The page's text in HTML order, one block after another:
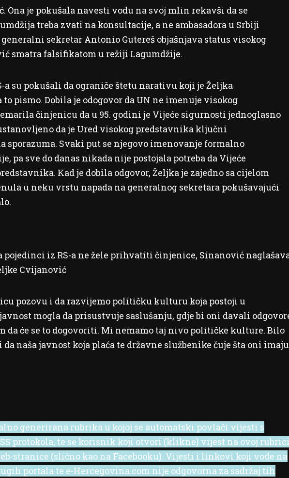
Ona je pokušala navesti vodu na svoj mlin rekavši da se
treba zvati na konsultacije, a ne ambasadora u Srbiji
sekretar Antonio Gutereš objašnjava status visokog
smatra falsifikatom u režiji Lagumdžije.
su pokušali da ograniče štetu narativu koji je Željka
pismo. Dobila je odogovor da UN ne imenuje visokog
činjenicu da u 95. godini je Vijeće sigurnosti jednoglasno
da je Ured visokog predstavnika ključni
Svaki put se njegovo imenovanje formalno
pa sve do danas nikada nije postojala potreba da Vijeće
Kad je dobila odgovor, Željka je zajedno sa cijelom
u neku vrstu napada na generalnog sekretara pokušavajući
pojedinci iz RS-a ne žele prihvatiti činjenice, Sinanović
Cvijanović
pozovu i da razvijemo političku kulturu koja postoji u
mogla da prisustvuje saslušanju, gdje bi oni davali
da će se to dogovoriti. Mi nemamo taj nivo političke kulture. Bilo
da naša javnost koja plaća te državne službenike čuje šta oni imaju
generirana rubrika u kojoj se automatski povlači vijesti s
protokola, te se korisnik koji otvori (klikne) vijest na ovoj
stranice (slično kao na Facebooku). Vijesti i linkovi koji vode na
portala te e-Hercegovina.com nije odgovorna za sadržaj tih